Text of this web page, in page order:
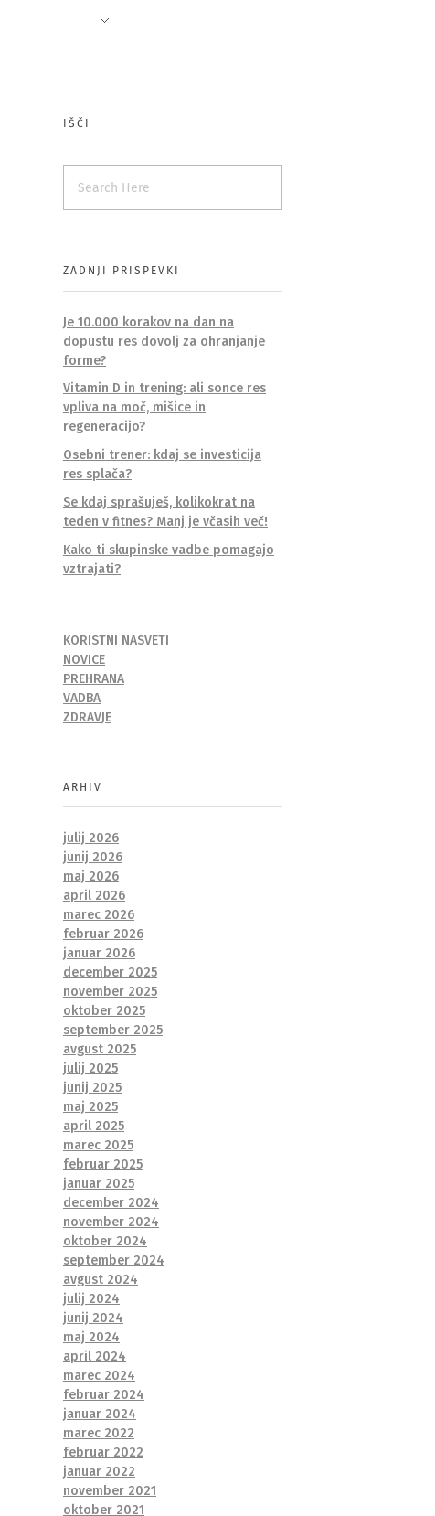
IŠČI
ZADNJI PRISPEVKI
Je 10.000 korakov na dan na
dopustu res dovolj za ohranjanje
forme?
Vitamin D in trening: ali sonce res
vpliva na moč, mišice in
regeneracijo?
Osebni trener: kdaj se investicija
res splača?
Se kdaj sprašuješ, kolikokrat na
teden v fitnes? Manj je včasih več!
Kako ti skupinske vadbe pomagajo
vztrajati?
KORISTNI NASVETI
NOVICE
PREHRANA
VADBA
ZDRAVJE
ARHIV
julij 2026
junij 2026
maj 2026
april 2026
marec 2026
februar 2026
januar 2026
december 2025
november 2025
oktober 2025
september 2025
avgust 2025
julij 2025
junij 2025
maj 2025
april 2025
marec 2025
februar 2025
januar 2025
december 2024
november 2024
oktober 2024
september 2024
avgust 2024
julij 2024
junij 2024
maj 2024
april 2024
marec 2024
februar 2024
januar 2024
marec 2022
februar 2022
januar 2022
november 2021
oktober 2021